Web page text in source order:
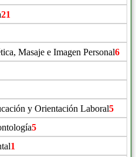
21
Masaje e Imagen Personal6
y Orientación Laboral5
5
1